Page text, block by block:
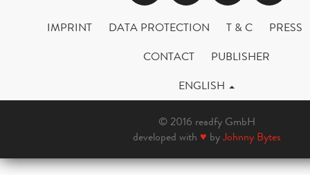
IMPRINT DATA PROTECTION T & C
PRESS
CONTACT
PUBLISHER
ENGLISH
© 2016 readfy GmbH
developed with ♥ byJohnny Bytes